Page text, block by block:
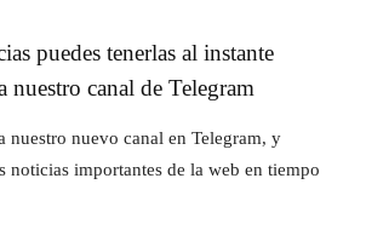
puedes tenerlas al instante
nuestro canal de Telegram
nuestro nuevo canal en Telegram, y
noticias importantes de la web en tiempo